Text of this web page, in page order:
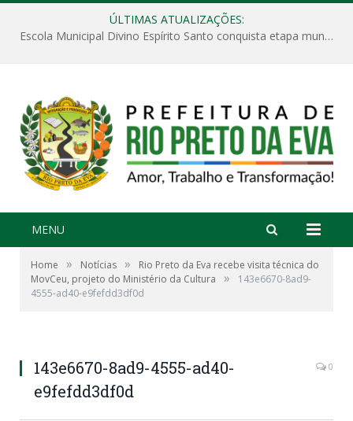
ÚLTIMAS ATUALIZAÇÕES:
Escola Municipal Divino Espírito Santo conquista etapa municipal da V Feira Amazonense de Matemática
MENU
Home » Notícias »
Rio Preto da Eva recebe visita técnica do
MovCeu, projeto do Ministério da Cultura
»
143e6670-8ad9-
4555-ad40-e9fefdd3df0d
143e6670-8ad9-4555-ad40-
e9fefdd3df0d
0